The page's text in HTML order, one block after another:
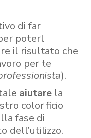
di far
poterli
il risultato che
per te
).
aiutare la
colorificio
fase di
dell’utilizzo.